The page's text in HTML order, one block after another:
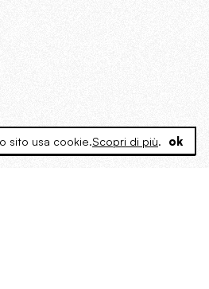
sito usa cookie.Scopri di più. ok